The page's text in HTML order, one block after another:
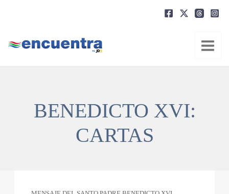
BENEDICTO XVI:
CARTAS